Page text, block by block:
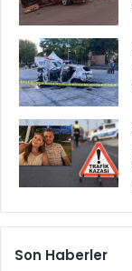
Son Haberler